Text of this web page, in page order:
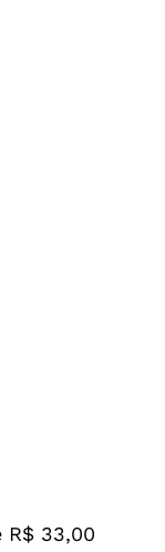
R$ 33,00